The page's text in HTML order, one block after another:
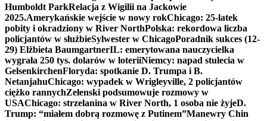
Humboldt ParkRelacja z Wigilii na Jackowie
2025.Amerykańskie wejście w nowy rokChicago: 25-latek
pobity i okradziony w River NorthPolska: rekordowa liczba
policjantów w służbieSylwester w ChicagoPoradnik sukces (12-
29) Elżbieta BaumgartnerIL: emerytowana nauczycielka
wygrała 250 tys. dolarów w loteriiNiemcy: napad stulecia w
GelsenkirchenFloryda: spotkanie D. Trumpa i B.
NetanjahuChicago: wypadek w Wrigleyville, 2 policjantów
ciężko rannychZełenski podsumowuje rozmowy w
USAChicago: strzelanina w River North, 1 osoba nie żyjeD.
Trump: “miałem dobrą rozmowę z Putinem”Manewry Chin